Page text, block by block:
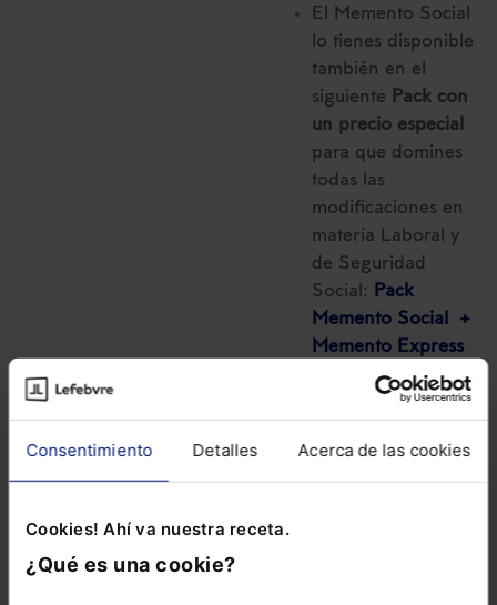
Consentimiento Detalles Acerca de las cookies
Cookies! Ahí va nuestra receta.
¿Qué es una cookie?
El Memento Social
lo tienes disponible
también en el
siguiente Pack con
un precio especial
para que domines
todas las
modificaciones en
materia Laboral y
de Seguridad
Social: Pack
Memento Social +
Memento Express
Novedades